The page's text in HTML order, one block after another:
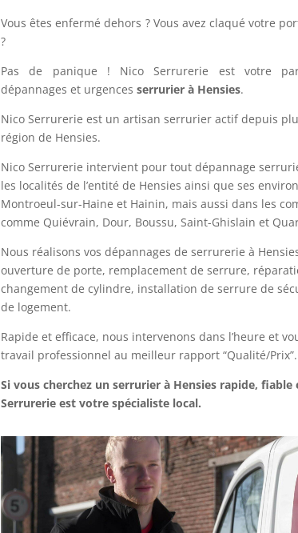
Vous êtes enfermé dehors ? Vous avez claqué votre
?
Pas de panique ! Nico Serrurerie est votre
dépannages et urgences serrurier à Hensies.
Nico Serrurerie est un artisan serrurier actif depuis
région de Hensies.
Nico Serrurerie intervient pour tout dépannage
les localités de l’entité de Hensies ainsi que ses
Montroeul-sur-Haine et Hainin, mais aussi dans les
comme Quiévrain, Dour, Boussu, Saint-Ghislain et
Nous réalisons vos dépannages de serrurerie à
ouverture de porte, remplacement de serrure,
changement de cylindre, installation de serrure de
de logement.
Rapide et efficace, nous intervenons dans l’heure et
travail professionnel au meilleur rapport “Qualité/Prix”.
Si vous cherchez un serrurier à Hensies rapide,
Serrurerie est votre spécialiste local.